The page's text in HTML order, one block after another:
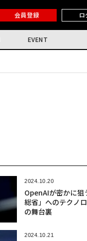
会員登録 ロ
EVENT
2024.10.20
OpenAIが密かに狙
総省」へのテクノ
の舞台裏
2024.10.21